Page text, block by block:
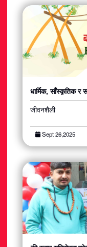
धार्मिक, साँस्कृतिक र
जीवनशैली
Sept 26,2025